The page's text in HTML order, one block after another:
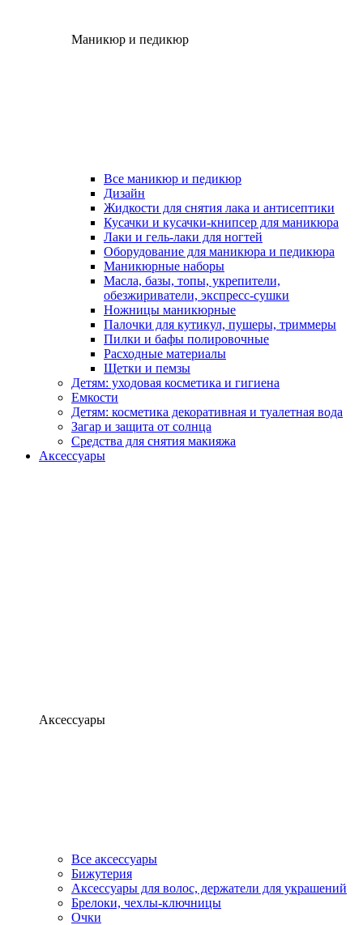
Маникюр и педикюр
Все маникюр и педикюр
Дизайн
Жидкости для снятия лака и антисептики
Кусачки и кусачки-книпсер для маникюра
Лаки и гель-лаки для ногтей
Оборудование для маникюра и педикюра
Маникюрные наборы
Масла, базы, топы, укрепители,
обезжириватели, экспресс-сушки
Ножницы маникюрные
Палочки для кутикул, пушеры, триммеры
Пилки и бафы полировочные
Расходные материалы
Щетки и пемзы
Детям: уходовая косметика и гигиена
Емкости
Детям: косметика декоративная и туалетная вода
Загар и защита от солнца
Средства для снятия макияжа
Аксессуары
Аксессуары
Все аксессуары
Бижутерия
Аксессуары для волос, держатели для украшений
Брелоки, чехлы-ключницы
Очки